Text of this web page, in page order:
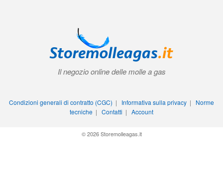
Il negozio online delle molle a gas
Condizioni generali di contratto (CGC) | Informativa sulla privacy | Norme
tecniche | Contatti | Account
© 2026 Storemolleagas.it